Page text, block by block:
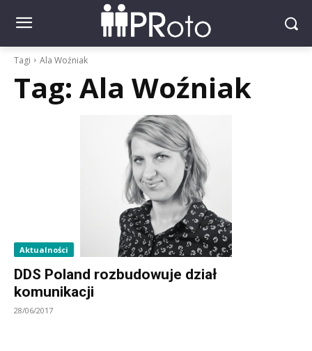
Tagi Ala Woźniak
Tag: Ala Woźniak
Aktualności
DDS Poland rozbudowuje dział
komunikacji
28/06/2017